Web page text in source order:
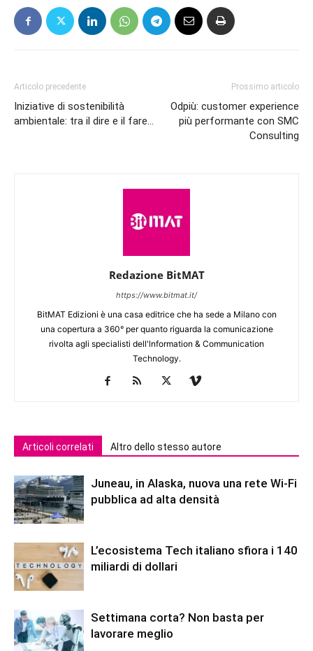
Articolo precedente
Iniziative di sostenibilità
ambientale: tra il dire e il fare…
Prossimo articolo
Odpiù: customer experience
più performante con SMC
Consulting
Redazione BitMAT
https://www.bitmat.it/
BitMAT Edizioni è una casa editrice che ha sede a Milano con
una copertura a 360° per quanto riguarda la comunicazione
rivolta agli specialisti dell'lnformation & Communication
Technology.
Articoli correlati Altro dello stesso autore
Juneau, in Alaska, nuova una rete Wi-Fi
pubblica ad alta densità
L’ecosistema Tech italiano sfiora i 140
miliardi di dollari
Settimana corta? Non basta per
lavorare meglio